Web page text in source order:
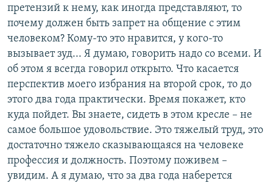
претензий к нему, как иногда представляют, то
почему должен быть запрет на общение с этим
человеком? Кому-то это нравится, у кого-то
вызывает зуд... Я думаю, говорить надо со всеми. И
об этом я всегда говорил открыто. Что касается
перспектив моего избрания на второй срок, то до
этого два года практически. Время покажет, кто
куда пойдет. Вы знаете, сидеть в этом кресле – не
самое большое удовольствие. Это тяжелый труд, это
достаточно тяжело сказывающаяся на человеке
профессия и должность. Поэтому поживем –
увидим. А я думаю, что за два года наберется